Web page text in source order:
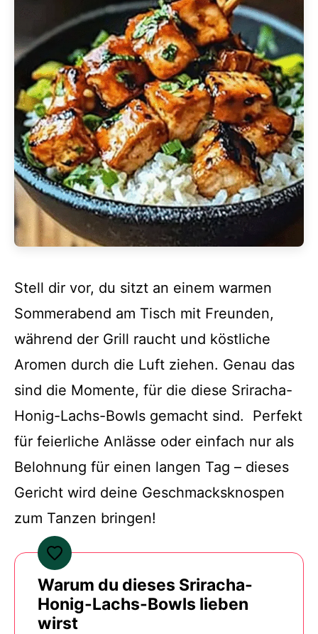
Stell dir vor, du sitzt an einem warmen
Sommerabend am Tisch mit Freunden,
während der Grill raucht und köstliche
Aromen durch die Luft ziehen. Genau das
sind die Momente, für die diese Sriracha-
Honig-Lachs-Bowls gemacht sind. Perfekt
für feierliche Anlässe oder einfach nur als
Belohnung für einen langen Tag – dieses
Gericht wird deine Geschmacksknospen
zum Tanzen bringen!
Warum du dieses Sriracha-
Honig-Lachs-Bowls lieben
wirst